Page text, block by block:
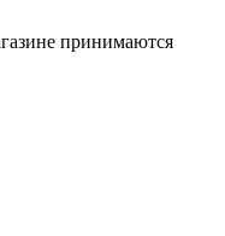
принимаются